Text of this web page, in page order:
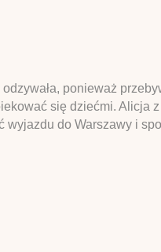
ponieważ
się dziećmi. Alicja
wyjazdu do Warszawy i